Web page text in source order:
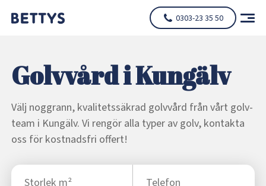
0303-23 35 50
Golvvård i Kungälv
Välj noggrann, kvalitetssäkrad golvvård från vårt golv-
team i Kungälv. Vi rengör alla typer av golv, kontakta
oss för kostnadsfri offert!